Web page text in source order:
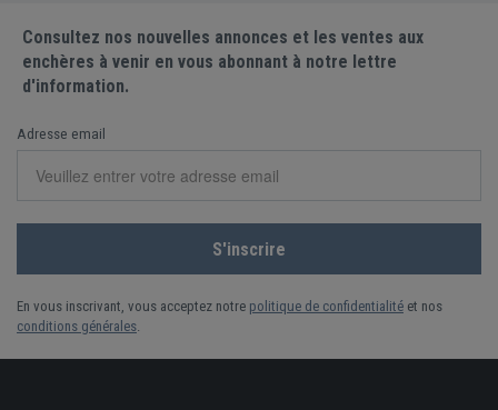
Consultez nos nouvelles annonces et les ventes aux
enchères à venir en vous abonnant à notre lettre
d'information.
Adresse email
En vous inscrivant, vous acceptez notre politique de confidentialité et nos
conditions générales.